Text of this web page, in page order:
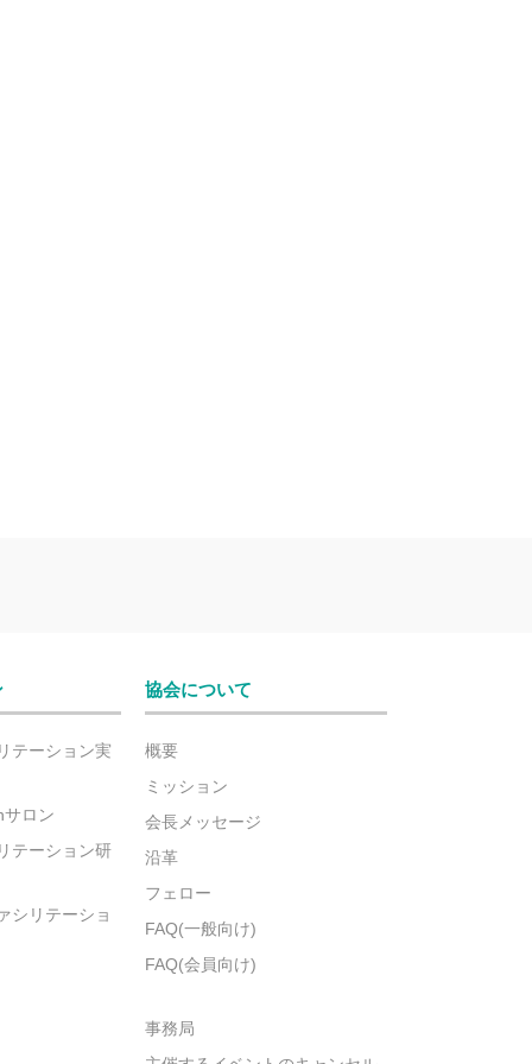
テーション実
ロン
テーション研
シリテーショ
協会について
概要
ミッション
会長メッセージ
沿革
フェロー
FAQ(一般向け)
FAQ(会員向け)
事務局